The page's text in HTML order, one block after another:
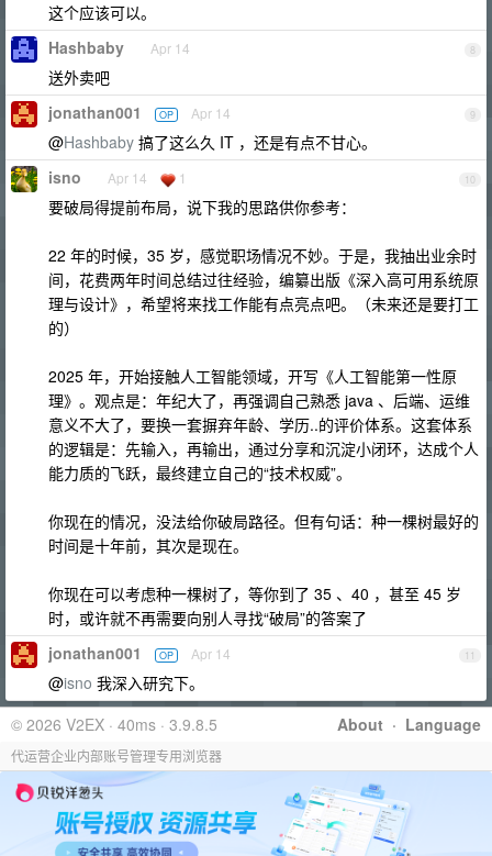
这个应该可以。
8
Hashbaby Apr 14
送外卖吧
9
jonathan001 OP Apr 14
@Hashbaby 搞了这么久 IT ，还是有点不甘心。
10
isno Apr 14 1
要破局得提前布局，说下我的思路供你参考：
22 年的时候，35 岁，感觉职场情况不妙。于是，我抽出业余时
间，花费两年时间总结过往经验，编纂出版《深入高可用系统原
理与设计》，希望将来找工作能有点亮点吧。（未来还是要打工
的）
2025 年，开始接触人工智能领域，开写《人工智能第一性原
理》。观点是：年纪大了，再强调自己熟悉 java 、后端、运维
意义不大了，要换一套摒弃年龄、学历..的评价体系。这套体系
的逻辑是：先输入，再输出，通过分享和沉淀小闭环，达成个人
能力质的飞跃，最终建立自己的“技术权威”。
你现在的情况，没法给你破局路径。但有句话：种一棵树最好的
时间是十年前，其次是现在。
你现在可以考虑种一棵树了，等你到了 35 、40 ，甚至 45 岁
时，或许就不再需要向别人寻找“破局”的答案了
11
jonathan001 OP Apr 14
@isno 我深入研究下。
About · Language
© 2026 V2EX · 40ms · 3.9.8.5
代运营企业内部账号管理专用浏览器